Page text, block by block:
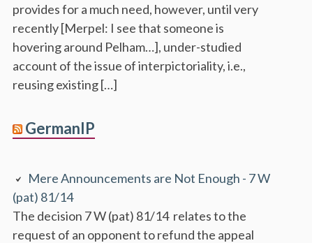
provides for a much need, however, until very
recently [Merpel: I see that someone is
hovering around Pelham…], under-studied
account of the issue of interpictoriality, i.e.,
reusing existing […]
GermanIP
Mere Announcements are Not Enough - 7 W
(pat) 81/14
The decision 7 W (pat) 81/14 relates to the
request of an opponent to refund the appeal